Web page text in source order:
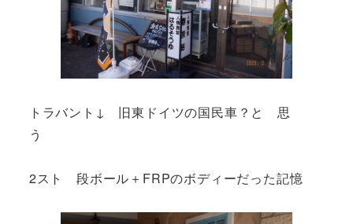
トラバント↓ 旧東ドイツの国民車？と 思
う
2スト 段ボール＋FRPのボディーだった記憶